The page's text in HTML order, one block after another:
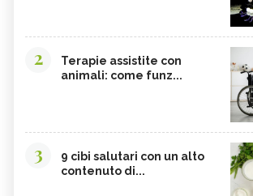
2
Terapie assistite con
animali: come funz...
3
9 cibi salutari con un alto
contenuto di...